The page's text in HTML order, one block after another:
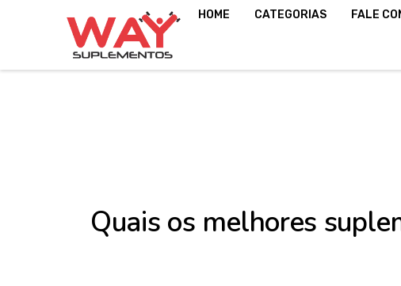
HOME CATEGORIAS FALE
Quais os melhores